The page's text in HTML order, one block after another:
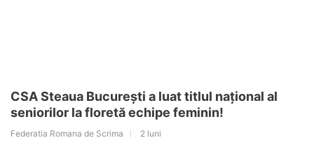
CSA Steaua București a luat titlul național al
seniorilor la floretă echipe feminin!
Federatia Romana de Scrima 2 luni